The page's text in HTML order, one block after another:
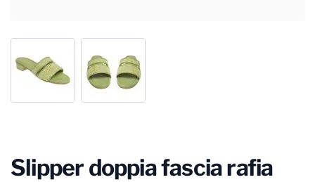
Slipper doppia fascia rafia